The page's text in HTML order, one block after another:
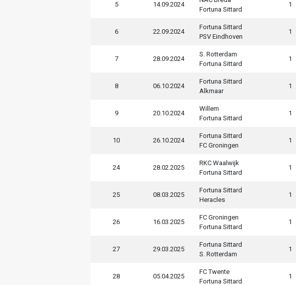
5 14.09.2024
Fortuna Sittard
1
6 22.09.2024
Fortuna Sittard
PSV Eindhoven
1
7 28.09.2024
S. Rotterdam
Fortuna Sittard
1
8 06.10.2024
Fortuna Sittard
Alkmaar
1
9 20.10.2024
Willem
Fortuna Sittard
1
10 26.10.2024
Fortuna Sittard
FC Groningen
1
24 28.02.2025
RKC Waalwijk
Fortuna Sittard
1
25 08.03.2025
Fortuna Sittard
Heracles
1
26 16.03.2025
FC Groningen
Fortuna Sittard
1
27 29.03.2025
Fortuna Sittard
S. Rotterdam
1
28 05.04.2025
FC Twente
Fortuna Sittard
1